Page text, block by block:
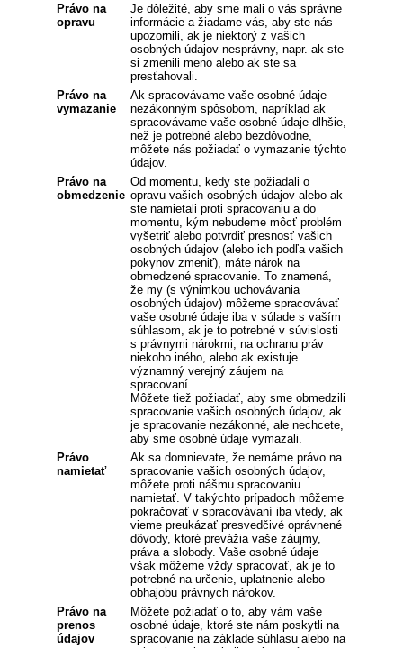
Právo na
opravu
Je dôležité, aby sme mali o vás správne
informácie a žiadame vás, aby ste nás
upozornili, ak je niektorý z vašich
osobných údajov nesprávny, napr. ak ste
si zmenili meno alebo ak ste sa
presťahovali.
Právo na
vymazanie
Ak spracovávame vaše osobné údaje
nezákonným spôsobom, napríklad ak
spracovávame vaše osobné údaje dlhšie,
než je potrebné alebo bezdôvodne,
môžete nás požiadať o vymazanie týchto
údajov.
Právo na
obmedzenie
Od momentu, kedy ste požiadali o
opravu vašich osobných údajov alebo ak
ste namietali proti spracovaniu a do
momentu, kým nebudeme môcť problém
vyšetriť alebo potvrdiť presnosť vašich
osobných údajov (alebo ich podľa vašich
pokynov zmeniť), máte nárok na
obmedzené spracovanie. To znamená,
že my (s výnimkou uchovávania
osobných údajov) môžeme spracovávať
vaše osobné údaje iba v súlade s vaším
súhlasom, ak je to potrebné v súvislosti
s právnymi nárokmi, na ochranu práv
niekoho iného, alebo ak existuje
významný verejný záujem na
spracovaní.
Môžete tiež požiadať, aby sme obmedzili
spracovanie vašich osobných údajov, ak
je spracovanie nezákonné, ale nechcete,
aby sme osobné údaje vymazali.
Právo
namietať
Ak sa domnievate, že nemáme právo na
spracovanie vašich osobných údajov,
môžete proti nášmu spracovaniu
namietať. V takýchto prípadoch môžeme
pokračovať v spracovávaní iba vtedy, ak
vieme preukázať presvedčivé oprávnené
dôvody, ktoré prevážia vaše záujmy,
práva a slobody. Vaše osobné údaje
však môžeme vždy spracovať, ak je to
potrebné na určenie, uplatnenie alebo
obhajobu právnych nárokov.
Právo na
prenos
údajov
Môžete požiadať o to, aby vám vaše
osobné údaje, ktoré ste nám poskytli na
spracovanie na základe súhlasu alebo na